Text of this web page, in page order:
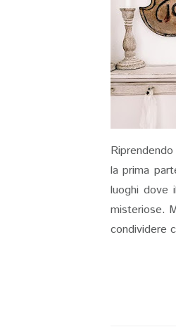
la prima
luoghi dove
misteriose.
condividere